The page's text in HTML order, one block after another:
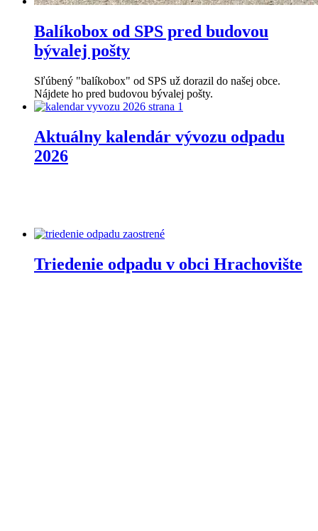
Balíkobox od SPS pred budovou
bývalej pošty
Sľúbený "balíkobox" od SPS už dorazil do našej obce.
Nájdete ho pred budovou bývalej pošty.
Aktuálny kalendár vývozu odpadu
2026
Triedenie odpadu v obci Hrachovište